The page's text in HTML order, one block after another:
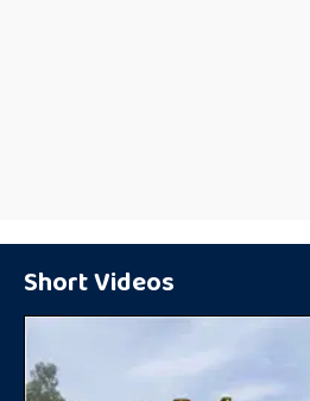
Short Videos